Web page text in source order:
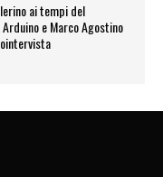
ai tempi del
e Marco Agostino